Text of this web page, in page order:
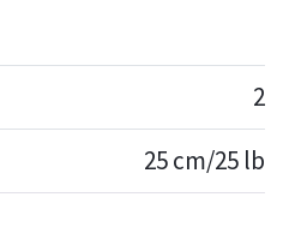
2
25 cm/25 lb